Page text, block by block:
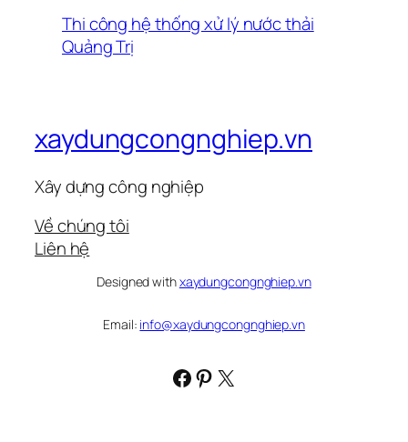
Thi công hệ thống xử lý nước thải
Quảng Trị
xaydungcongnghiep.vn
Xây dựng công nghiệp
Về chúng tôi
Liên hệ
Designed withxaydungcongnghiep.vn
Email: info@xaydungcongnghiep.vn
Facebook
Pinterest
X